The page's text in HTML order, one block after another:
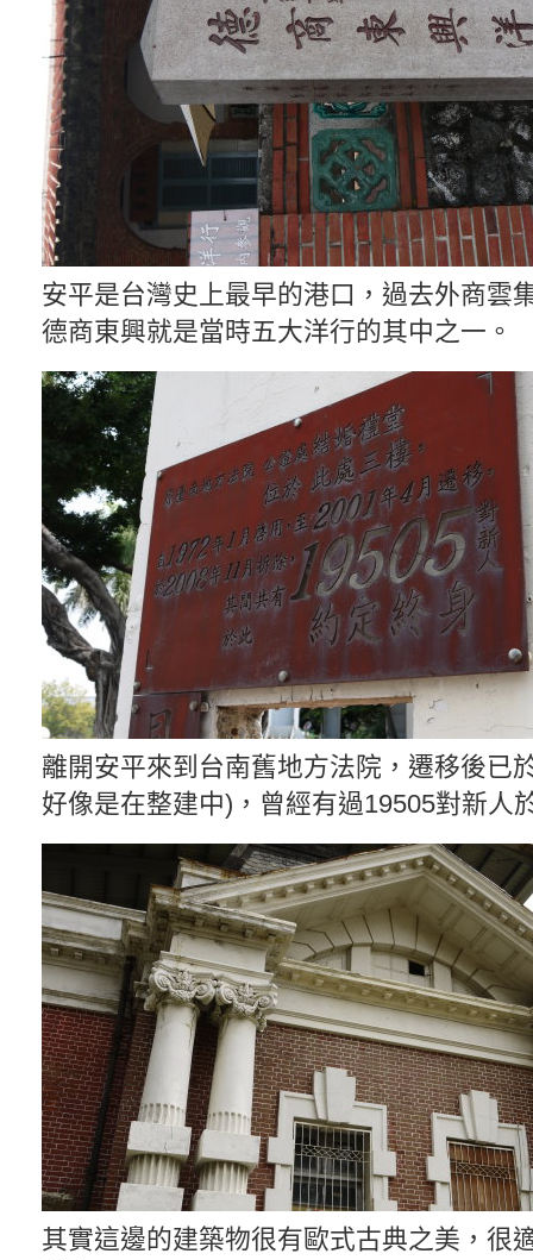
安平是台灣史上最早的港口，過去外商雲
德商東興就是當時五大洋行的其中之一。
離開安平來到台南舊地方法院，遷移後已
好像是在整建中)，曾經有過19505對新人
其實這邊的建築物很有歐式古典之美，很